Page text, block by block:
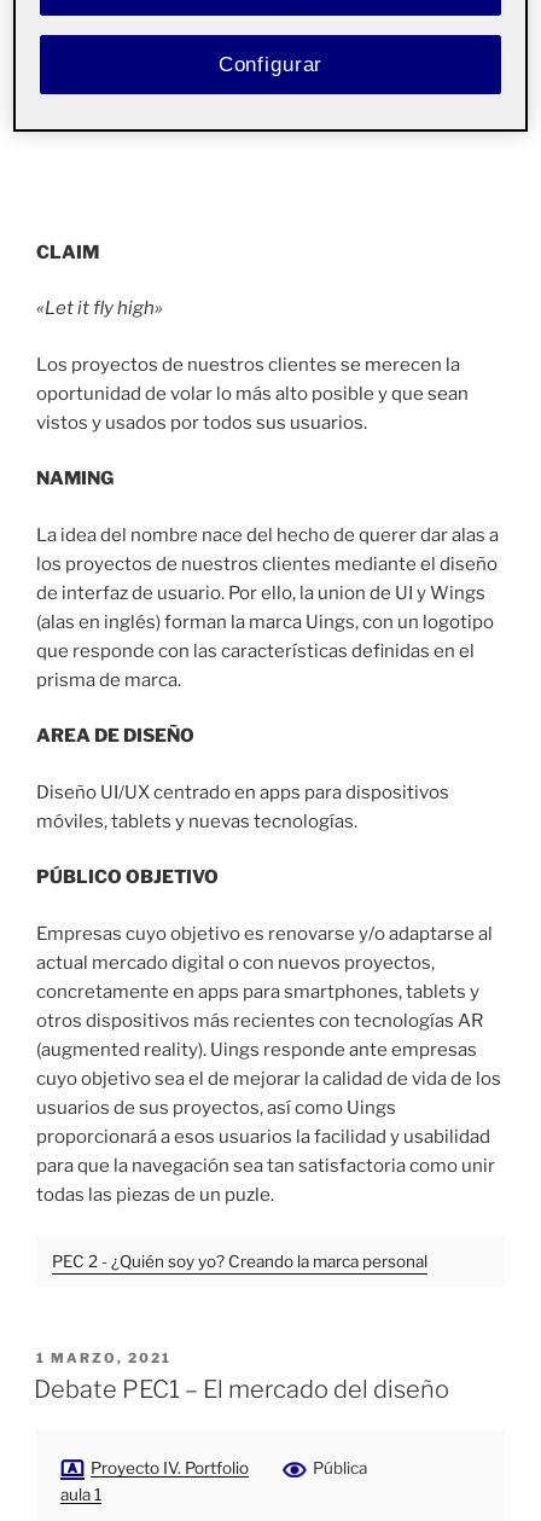
CLAIM
«Let it fly high»
Los proyectos de nuestros clientes se merecen la
oportunidad de volar lo más alto posible y que sean
vistos y usados por todos sus usuarios.
NAMING
La idea del nombre nace del hecho de querer dar alas a
los proyectos de nuestros clientes mediante el diseño
de interfaz de usuario. Por ello, la union de UI y Wings
(alas en inglés) forman la marca Uings, con un logotipo
que responde con las características definidas en el
prisma de marca.
AREA DE DISEÑO
Diseño UI/UX centrado en apps para dispositivos
móviles, tablets y nuevas tecnologías.
PÚBLICO OBJETIVO
Empresas cuyo objetivo es renovarse y/o adaptarse al
actual mercado digital o con nuevos proyectos,
concretamente en apps para smartphones, tablets y
otros dispositivos más recientes con tecnologías AR
(augmented reality). Uings responde ante empresas
cuyo objetivo sea el de mejorar la calidad de vida de los
usuarios de sus proyectos, así como Uings
proporcionará a esos usuarios la facilidad y usabilidad
para que la navegación sea tan satisfactoria como unir
todas las piezas de un puzle.
PEC 2 - ¿Quién soy yo? Creando la marca personal
PUBLICADO
EL
1 MARZO, 2021
Debate PEC1 – El mercado del diseño
Proyecto IV. Portfolio
aula 1
Pública
Configurar